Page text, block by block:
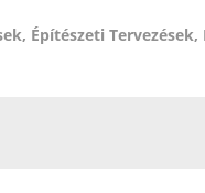
Építészeti